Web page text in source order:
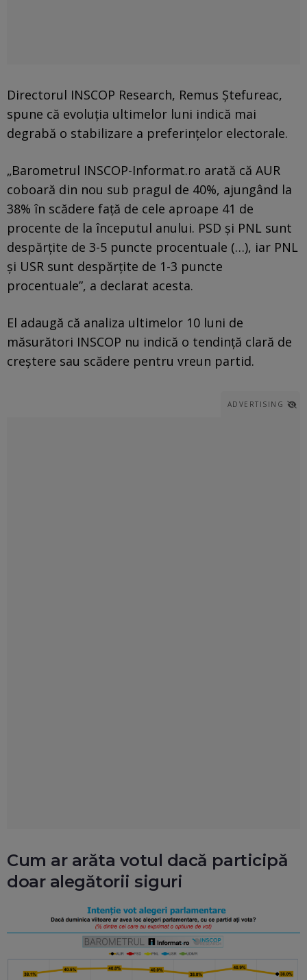
Directorul INSCOP Research, Remus Ștefureac,
spune că evoluția ultimelor luni indică mai
degrabă o stabilizare a preferințelor electorale.
„Barometrul INSCOP-Informat.ro arată că AUR
coboară din nou sub pragul de 40%, ajungând la
38% în scădere față de cele aproape 41 de
procente de la începutul anului. PSD și PNL sunt
despărțite de 3-5 puncte procentuale (…), iar PNL
și USR sunt despărțite de 1-3 puncte
procentuale”, a declarat acesta.
El adaugă că analiza ultimelor 10 luni de
măsurători INSCOP nu indică o tendință clară de
creștere sau scădere pentru vreun partid.
ADVERTISING
Cum ar arăta votul dacă participă
doar alegătorii siguri